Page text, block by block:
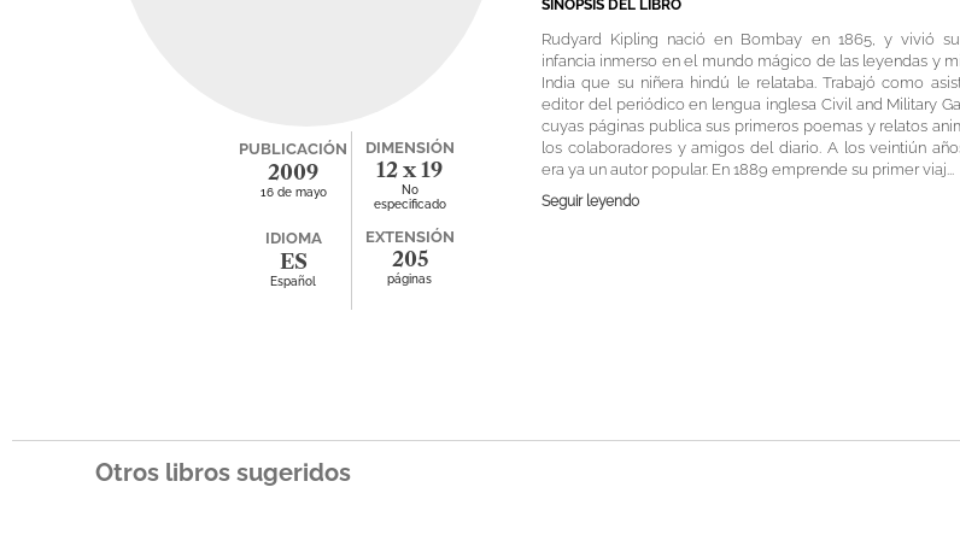
PUBLICACIÓN
2009
16 de mayo
DIMENSIÓN
12 x 19
No
especificado
IDIOMA
ES
Español
EXTENSIÓN
205
páginas
SINOPSIS DEL LIBRO
Rudyard Kipling nació en Bombay en 1865, y vivió su
infancia inmerso en el mundo mágico de las leyendas y
India que su niñera hindú le relataba. Trabajó como
editor del periódico en lengua inglesa Civil and Military
cuyas páginas publica sus primeros poemas y relatos
los colaboradores y amigos del diario. A los veintiún
era ya un autor popular. En 1889 emprende su primer viaj...
Seguir leyendo
Otros libros sugeridos